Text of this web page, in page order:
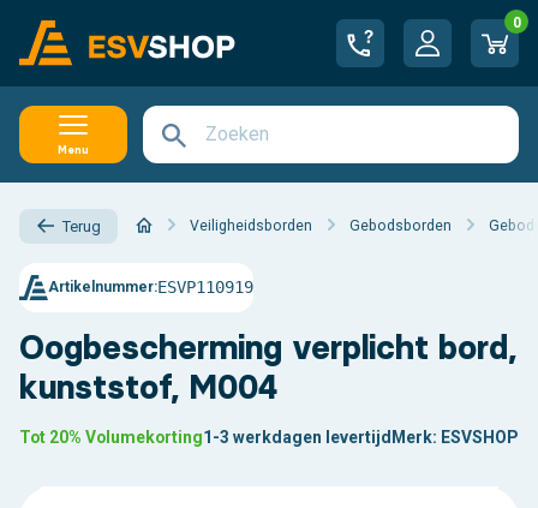
0
Menu
Terug Veiligheidsborden Gebodsborden
Oogbescherming verplicht bord,
kunststof, M004
Artikelnummer:ESVP110919
Tot 20% Volumekorting1-3 werkdagen levertijd Merk: ESVSHOP